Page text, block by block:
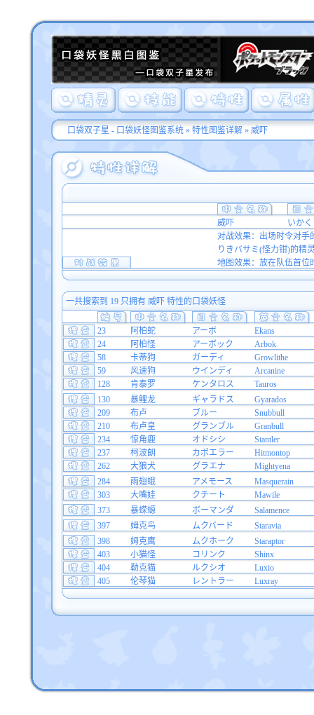
口袋双子星 - 口袋妖怪图鉴系统» 特性图鉴详解» 威吓
威吓
いかく
对战效果：出场时令对手
りきバサミ(怪力钳)的精
地图效果：放在队伍首位
一共搜索到 19 只拥有 威吓 特性的口袋妖怪
23 阿柏蛇 アーボ
Ekans
24
阿柏怪 アーボック
Arbok
58
卡蒂狗 ガーディ
Growlithe
59
风速狗 ウインディ
Arcanine
128
肯泰罗 ケンタロス
Tauros
130
暴鲤龙 ギャラドス
Gyarados
209
布卢 ブルー
Snubbull
210
布卢皇 グランブル
Granbull
234
惊角鹿 オドシシ
Stantler
237
柯波朗 カポエラー
Hitmontop
262
大狼犬 グラエナ
Mightyena
284
雨翅蛾 アメモース
Masquerain
303
大嘴娃 クチート
Mawile
373
暴蝾螈 ボーマンダ
Salamence
397
姆克鸟 ムクバード
Staravia
398
姆克鹰 ムクホーク
Staraptor
403
小猫怪 コリンク
Shinx
404
勒克猫 ルクシオ
Luxio
405
伦琴猫 レントラー Luxray